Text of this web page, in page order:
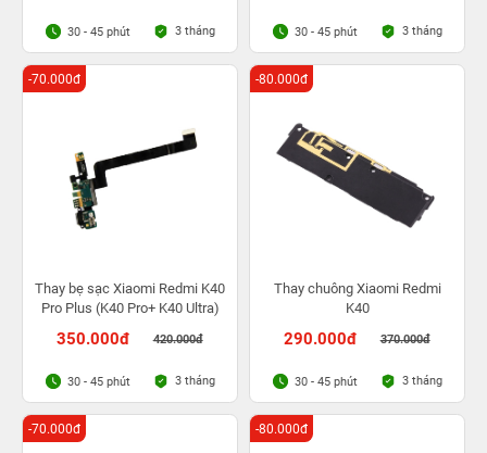
30 - 45 phút 3 tháng 30 - 45 phút 3 tháng
Thay bẹ sạc Xiaomi Redmi K40
Pro Plus (K40 Pro+ K40 Ultra)
350.000đ 420.000đ
-70.000đ
30 - 45 phút 3 tháng
Thay chuông Xiaomi Redmi
K40
290.000đ 370.000đ
-80.000đ
30 - 45 phút 3 tháng
-70.000đ -80.000đ